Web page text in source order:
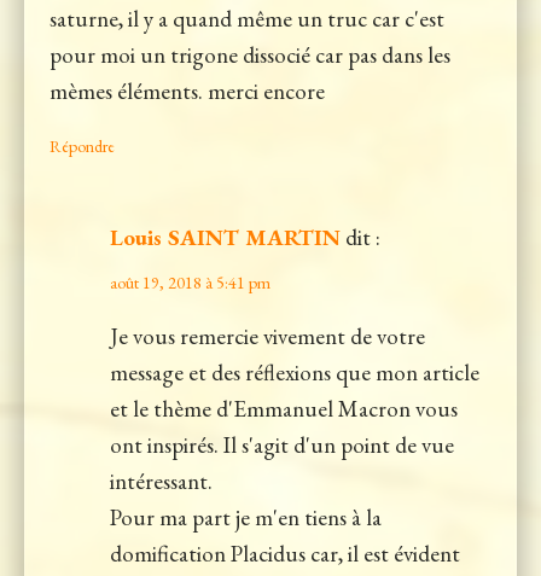
saturne, il y a quand même un truc car c'est
pour moi un trigone dissocié car pas dans les
mèmes éléments. merci encore
Répondre
Louis SAINT MARTIN dit :
août 19, 2018 à 5:41 pm
Je vous remercie vivement de votre
message et des réflexions que mon article
et le thème d'Emmanuel Macron vous
ont inspirés. Il s'agit d'un point de vue
intéressant.
Pour ma part je m'en tiens à la
domification Placidus car, il est évident